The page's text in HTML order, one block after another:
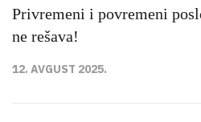
Privremeni i povremeni
ne rešava!
12. AVGUST 2025.